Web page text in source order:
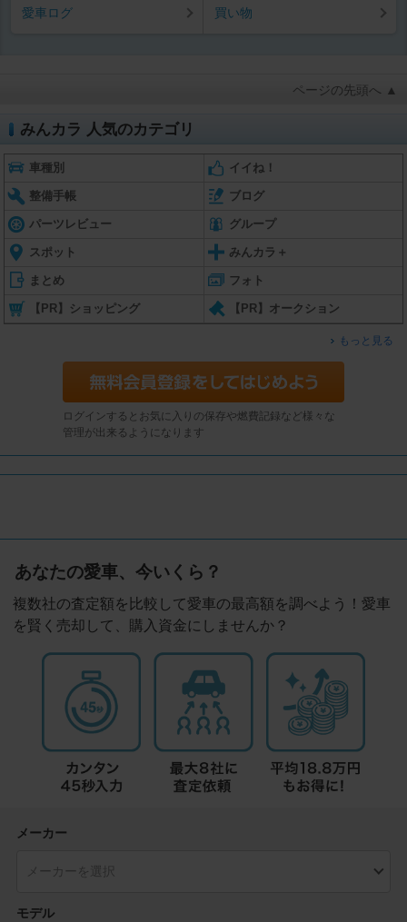
愛車ログ 買い物
ページの先頭へ ▲
みんカラ 人気のカテゴリ
車種別 イイね！
整備手帳 ブログ
パーツレビュー グループ
スポット みんカラ＋
まとめ フォト
【PR】ショッピング 【PR】オークション
もっと見る
ログインするとお気に入りの保存や燃費記録など様々な
管理が出来るようになります
あなたの愛車、今いくら？
複数社の査定額を比較して愛車の最高額を調べよう！愛車
を賢く売却して、購入資金にしませんか？
メーカー
モデル